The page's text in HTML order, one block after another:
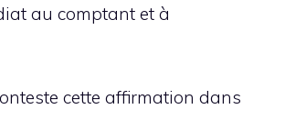
au comptant et à
cette affirmation dans